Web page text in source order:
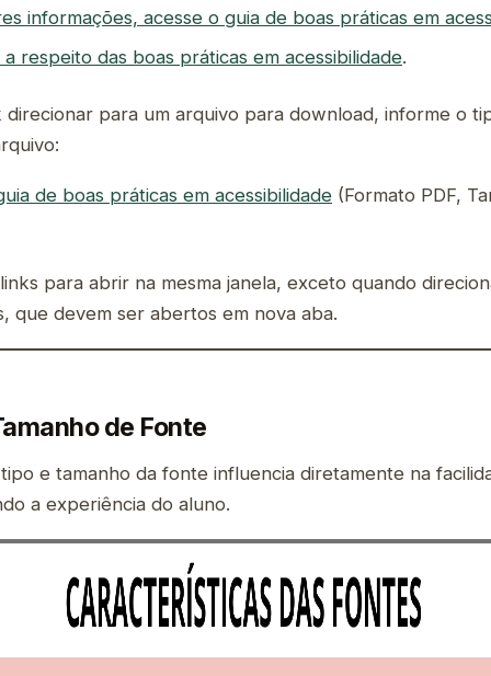
informações, acesse o guia de boas práticas em
a respeito das boas práticas em acessibilidade.
direcionar para um arquivo para download, informe o
de boas práticas em acessibilidade (Formato PDF,
para abrir na mesma janela, exceto quando
que devem ser abertos em nova aba.
de Fonte
e tamanho da fonte influencia diretamente na
a experiência do aluno.